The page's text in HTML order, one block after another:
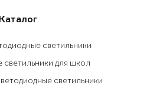
Каталог
светильники
светильники для школ
светильники